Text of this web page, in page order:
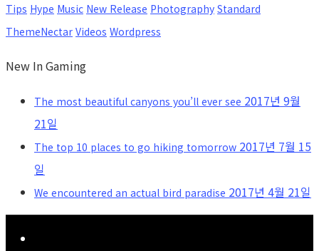
Tips Hype Music New Release Photography Standard
ThemeNectar Videos Wordpress
New In Gaming
The most beautiful canyons you’ll ever see 2017년 9월
21일
The top 10 places to go hiking tomorrow 2017년 7월 15
일
We encountered an actual bird paradise 2017년 4월 21일